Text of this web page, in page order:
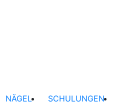
NÄGEL SCHULUNGEN